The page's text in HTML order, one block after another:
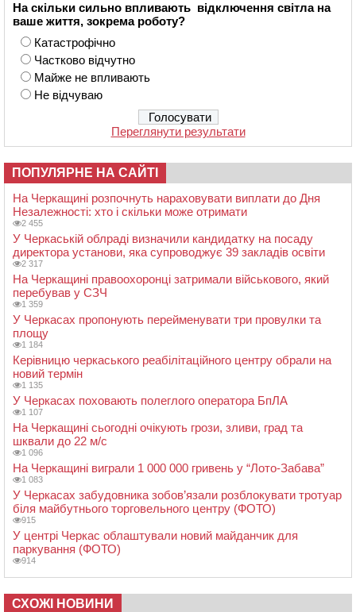
На скільки сильно впливають відключення світла на
ваше життя, зокрема роботу?
Катастрофічно
Частково відчутно
Майже не впливають
Не відчуваю
Переглянути результати
ПОПУЛЯРНЕ НА САЙТІ
На Черкащині розпочнуть нараховувати виплати до Дня
Незалежності: хто і скільки може отримати
2 455
У Черкаській облраді визначили кандидатку на посаду
директора установи, яка супроводжує 39 закладів освіти
2 317
На Черкащині правоохоронці затримали військового, який
перебував у СЗЧ
1 359
У Черкасах пропонують перейменувати три провулки та
площу
1 184
Керівницю черкаського реабілітаційного центру обрали на
новий термін
1 135
У Черкасах поховають полеглого оператора БпЛА
1 107
На Черкащині сьогодні очікують грози, зливи, град та
шквали до 22 м/с
1 096
На Черкащині виграли 1 000 000 гривень у “Лото-Забава”
1 083
У Черкасах забудовника зобов’язали розблокувати тротуар
біля майбутнього торговельного центру (ФОТО)
915
У центрі Черкас облаштували новий майданчик для
паркування (ФОТО)
914
СХОЖІ НОВИНИ